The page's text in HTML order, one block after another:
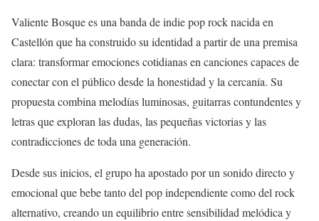
Valiente Bosque es una banda de indie pop rock nacida en
Castellón que ha construido su identidad a partir de una premisa
clara: transformar emociones cotidianas en canciones capaces de
conectar con el público desde la honestidad y la cercanía. Su
propuesta combina melodías luminosas, guitarras contundentes y
letras que exploran las dudas, las pequeñas victorias y las
contradicciones de toda una generación.
Desde sus inicios, el grupo ha apostado por un sonido directo y
emocional que bebe tanto del pop independiente como del rock
alternativo, creando un equilibrio entre sensibilidad melódica y